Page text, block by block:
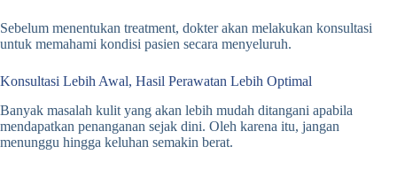
Sebelum menentukan treatment, dokter akan melakukan konsultasi
untuk memahami kondisi pasien secara menyeluruh.
Konsultasi Lebih Awal, Hasil Perawatan Lebih Optimal
Banyak masalah kulit yang akan lebih mudah ditangani apabila
mendapatkan penanganan sejak dini. Oleh karena itu, jangan
menunggu hingga keluhan semakin berat.